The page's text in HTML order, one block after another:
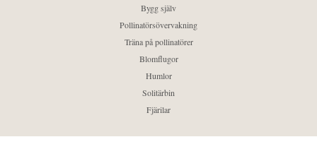
Bygg själv
Pollinatörsövervakning
Träna på pollinatörer
Blomflugor
Humlor
Solitärbin
Fjärilar